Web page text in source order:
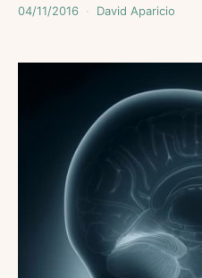
04/11/2016 David Aparicio